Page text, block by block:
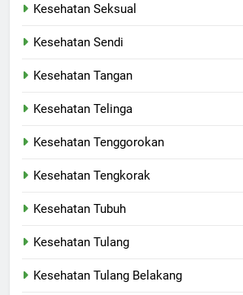
Kesehatan Seksual
Kesehatan Sendi
Kesehatan Tangan
Kesehatan Telinga
Kesehatan Tenggorokan
Kesehatan Tengkorak
Kesehatan Tubuh
Kesehatan Tulang
Kesehatan Tulang Belakang